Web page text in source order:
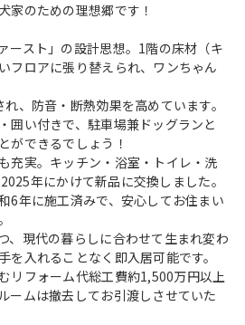
家のための理想郷です！
ースト」の設計思想。1階の床材（キ
フロアに張り替えられ、ワンちゃん
、防音・断熱効果を高めています。
い付きで、駐車場兼ドッグランと
ができるでしょう！
充実。キッチン・浴室・トイレ・洗
年にかけて新品に交換しました。
6年に施工済みで、安心してお住まい
、現代の暮らしに合わせて生まれ変わ
を入れることなく即入居可能です。
リフォーム代総工費約1,500万円以上
ームは撤去してお引渡しさせていた